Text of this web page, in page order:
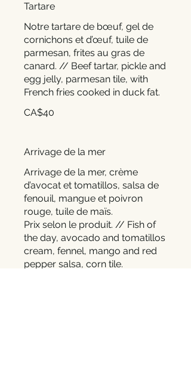
Tartare
Notre tartare de bœuf, gel de
cornichons et d’œuf, tuile de
parmesan, frites au gras de
canard. // Beef tartar, pickle and
egg jelly, parmesan tile, with
French fries cooked in duck fat.
CA$40
Arrivage de la mer
Arrivage de la mer, crème
d’avocat et tomatillos, salsa de
fenouil, mangue et poivron
rouge, tuile de maïs.
Prix selon le produit. // Fish of
the day, avocado and tomatillos
cream, fennel, mango and red
pepper salsa, corn tile.